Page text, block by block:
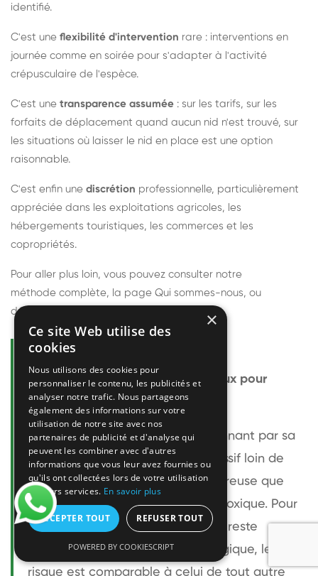
identifié.
C'est une flexibilité d'intervention rare : interventions en
journée comme en soirée pour s'adapter à l'activité
crépusculaire de l'espèce.
C'est une transparence assumée : sur les tarifs, sur les
forfaits de déplacement quand aucun nid n'est trouvé, sur
les situations où laisser le nid en place est une option
raisonnable.
C'est enfin une discrétion professionnelle, particulièrement
appréciée dans les exploitations agricoles, les
hébergements touristiques, les commerces et les
copropriétés.
Pour aller plus loin, vous pouvez consulter notre
méthode complète, la page Qui sommes-nous, ou
découvrir
Questions fréquentes
Le frelon européen est-il dangereux pour
l'homme ?
Le frelon européen est impressionnant par sa
taille mais relativement peu agressif loin de
son nid. Sa piqûre est plus douloureuse que
celle d'une guêpe sans être plus toxique. Pour
une personne non allergique, elle reste
bénigne. Pour une personne allergique, le
risque est comparable à celui de tout autre
×
Ce site Web utilise des
cookies
Nous utilisons des cookies pour
personnaliser le contenu, les publicités et
analyser notre trafic. Nous partageons
également des informations sur votre
utilisation de notre site avec nos
partenaires de publicité et d'analyse qui
peuvent les combiner avec d'autres
informations que vous leur avez fournies ou
qu'ils ont collectées lors de votre utilisation
de leurs services. En savoir plus
ACCEPTER TOUT REFUSER TOUT
POWERED BY COOKIESCRIPT